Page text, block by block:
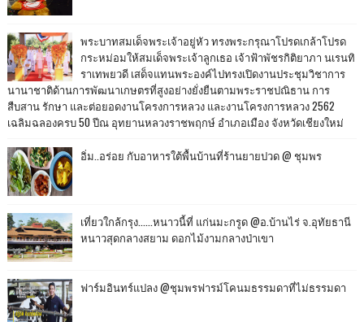
พระบาทสมเด็จพระเจ้าอยู่หัว ทรงพระกรุณาโปรดเกล้าโปรด
กระหม่อมให้สมเด็จพระเจ้าลูกเธอ เจ้าฟ้าพัชรกิติยาภา นเรนทิ
ราเทพยวดี เสด็จแทนพระองค์ไปทรงเปิดงานประชุมวิชาการ
นานาชาติด้านการพัฒนาเกษตรที่สูงอย่างยั่งยืนตามพระราชปณิธาน การ
สืบสาน รักษา และต่อยอดงานโครงการหลวง และงานโครงการหลวง 2562
เฉลิมฉลองครบ 50 ปีณ อุทยานหลวงราชพฤกษ์ อำเภอเมือง จังหวัดเชียงใหม่
อิ่ม..อร่อย กับอาหารใต้พื้นบ้านที่ร้านยายปวด @ ชุมพร
เที่ยวใกล้กรุง......หนาวนี้ที่ แก่นมะกรูด @อ.บ้านไร่ จ.อุทัยธานี
หนาวสุดกลางสยาม ดอกไม้งามกลางป่าเขา
ฟาร์มอินทร์แปลง @ชุมพรฟารม์โคนมธรรมดาที่ไม่ธรรมดา